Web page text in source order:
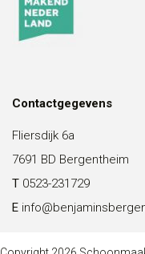
Contactgegevens
Fliersdijk 6a
7691 BD Bergentheim
T 0523-231729
E